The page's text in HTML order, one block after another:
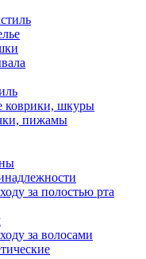
коврики, шкуры
пижамы
за полостью рта
за волосами